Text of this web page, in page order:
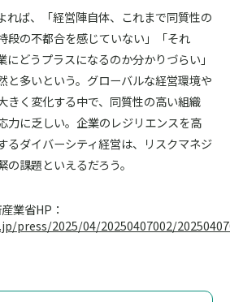
れば、「経営陣自体、これまで同質性の
段の不都合を感じていない」「それ
にどうプラスになるのか分かりづらい」
と多いという。グローバルな経営環境や
きく変化する中で、同質性の高い組織
力に乏しい。企業のレジリエンスを高
るダイバーシティ経営は、リスクマネジ
課題といえるだろう。
業省HP：
press/2025/04/20250407002/